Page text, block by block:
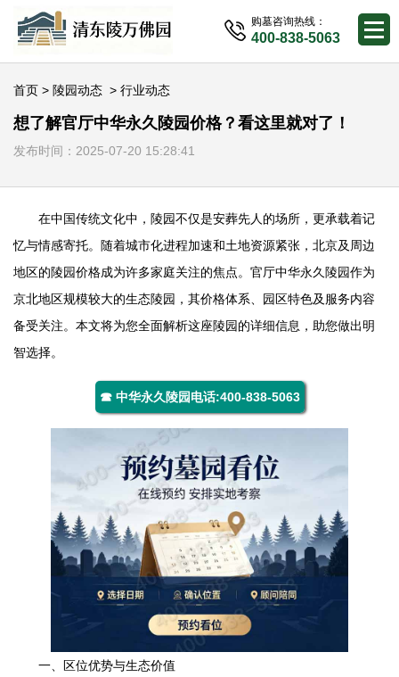
购墓咨询热线：
400-838-5063
首页 > 陵园动态 > 行业动态
想了解官厅中华永久陵园价格？看这里就对了！
发布时间：2025-07-20 15:28:41
在中国传统文化中，陵园不仅是安葬先人的场所，更承载着记
忆与情感寄托。随着城市化进程加速和土地资源紧张，北京及周边
地区的陵园价格成为许多家庭关注的焦点。官厅中华永久陵园作为
京北地区规模较大的生态陵园，其价格体系、园区特色及服务内容
备受关注。本文将为您全面解析这座陵园的详细信息，助您做出明
智选择。
☎ 中华永久陵园电话:400-838-5063
一、区位优势与生态价值